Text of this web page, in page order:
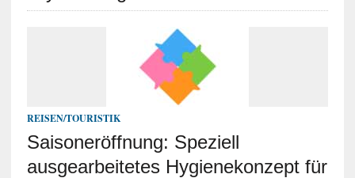
REISEN/TOURISTIK
Saisoneröffnung: Speziell
ausgearbeitetes Hygienekonzept für